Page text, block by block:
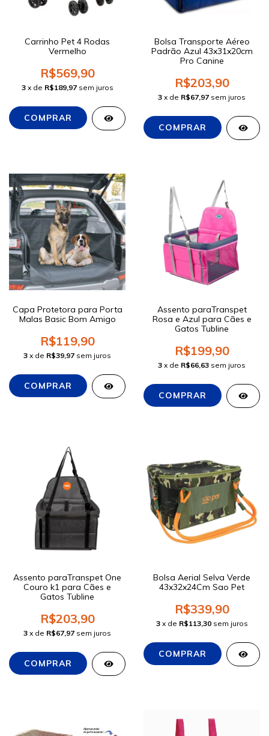
Carrinho Pet 4 Rodas
Vermelho
R$569,90
3 x de R$189,97 sem juros
Bolsa Transporte Aéreo
Padrão Azul 43x31x20cm
Pro Canine
R$203,90
3 x de R$67,97 sem juros
Capa Protetora para Porta
Malas Basic Bom Amigo
R$119,90
3 x de R$39,97 sem juros
Assento paraTranspet
Rosa e Azul para Cães e
Gatos Tubline
R$199,90
3 x de R$66,63 sem juros
Assento paraTranspet One
Couro k1 para Cães e
Gatos Tubline
R$203,90
3 x de R$67,97 sem juros
Bolsa Aerial Selva Verde
43x32x24Cm Sao Pet
R$339,90
3 x de R$113,30 sem juros